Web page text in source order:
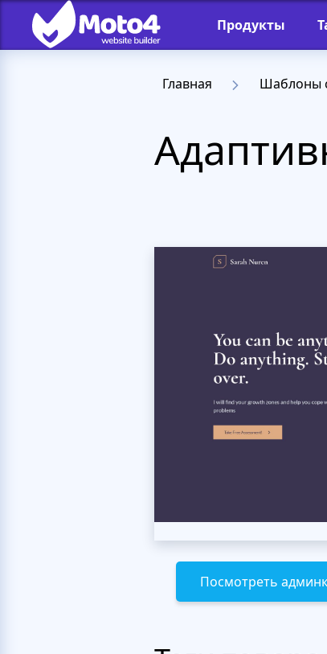
Продукты
Главная Шаблоны
Посмотреть